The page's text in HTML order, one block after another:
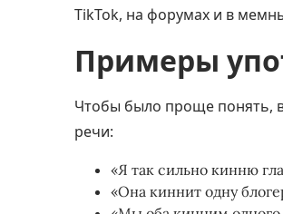
TikTok, на форумах и в
Примеры
Чтобы было проще понять,
речи:
«Я так сильно кинню
«Она киннит одну